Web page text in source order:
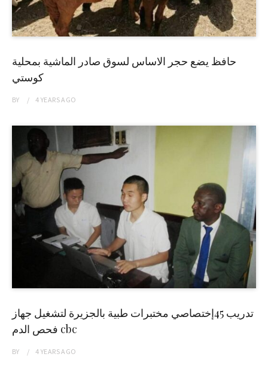
حافظ يضع حجر الاساس لسوق صادر الماشية بمحلية
كوستي
BY 4 YEARSAGO
تدريب 45إختصاصي مختبرات طبية بالجزيرة لتشغيل جهاز
فحص الدم cbc
BY 4 YEARSAGO